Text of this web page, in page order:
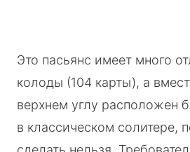
Это пасьянс имеет много
колоды (104 карты), а
верхнем углу расположен
в классическом солитере,